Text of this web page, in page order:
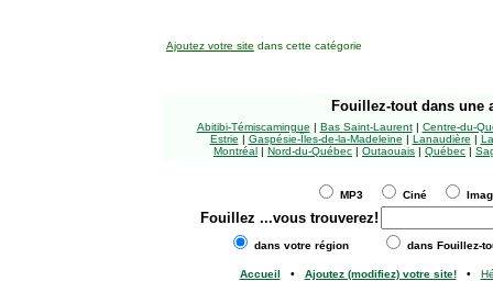
Ajoutez votre site dans cette catégorie
Fouillez-tout dans une
Abitibi-Témiscamingue | Bas Saint-Laurent| Centre-du-
Estrie | Gaspésie-Îles-de-la-Madeleine | Lanaudière |
Montréal | Nord-du-Québec | Outaouais | Québec |
MP3 Ciné
Fouillez ...vous trouverez!
dans votre région dans Fouillez-
Accueil • Ajoutez (modifiez) votre site!•